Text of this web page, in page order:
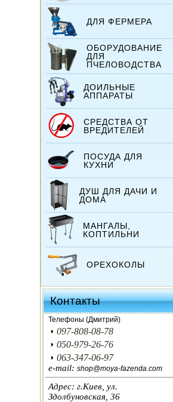
ДЛЯ ФЕРМЕРА
ОБОРУДОВАНИЕ
ДЛЯ
ПЧЕЛОВОДСТВА
ДОИЛЬНЫЕ
АППАРАТЫ
СРЕДСТВА ОТ
ВРЕДИТЕЛЕЙ
ПОСУДА ДЛЯ
КУХНИ
ДУШ ДЛЯ ДАЧИ И
ДОМА
МАНГАЛЫ,
КОПТИЛЬНИ
ОРЕХОКОЛЫ
ИНКУБАТОРЫ
ЗЕРНОДРОБИЛКИ
КОРМОРЕЗКИ
СОЛОМОРЕЗКИ
АВТОКЛАВЫ
Контакты
Телефоны (Дмитрий)
097-808-08-78
050-979-26-76
063-347-06-97
e-mail:shop@moya-fazenda.com
Адрес: г.Киев, ул.
Здолбуновская, 36